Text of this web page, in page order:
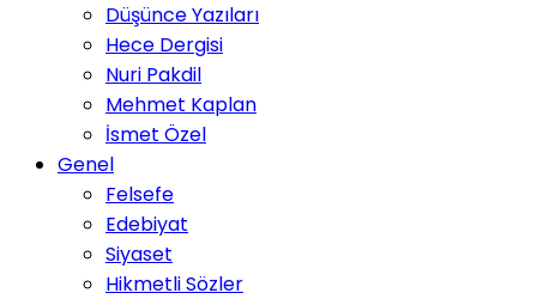
Düşünce Yazıları
Hece Dergisi
Nuri Pakdil
Mehmet Kaplan
İsmet Özel
Genel
Felsefe
Edebiyat
Siyaset
Hikmetli Sözler